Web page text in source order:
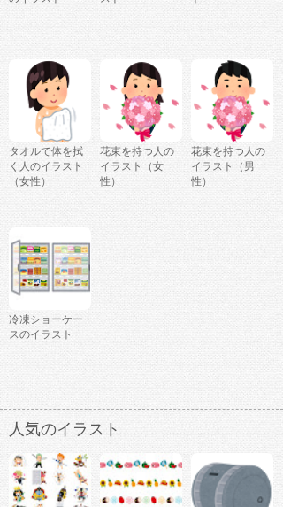
タオルで体を拭
く人のイラスト
（女性）
花束を持つ人の
イラスト（女
性）
花束を持つ人の
イラスト（男
性）
冷凍ショーケー
スのイラスト
人気のイラスト